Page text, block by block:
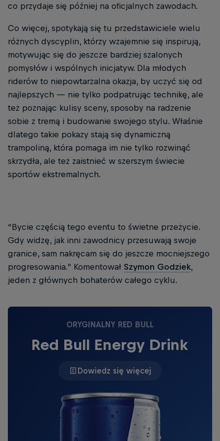
co przydaje się później na oficjalnych zawodach.
Co więcej, spotykają się tu przedstawiciele wielu
różnych dyscyplin, którzy wzajemnie się inspirują,
motywując się do jeszcze bardziej szalonych
pomysłów i wspólnych inicjatyw. Dla młodych
riderów to niepowtarzalna okazja, by uczyć się od
najlepszych — nie tylko podpatrując technikę, ale
też poznając kulisy sceny, sposoby na radzenie
sobie z tremą i budowanie swojego stylu. Właśnie
dlatego takie pokazy stają się dynamiczną
trampoliną, która pomaga im nie tylko rozwinąć
skrzydła, ale też zaistnieć w szerszym świecie
sportów ekstremalnych.
“Bycie częścią tego eventu to świetne przeżycie.
Gdy widzę, jak inni zawodnicy przesuwają swoje
granice, sam nakręcam się do jeszcze mocniejszego
progresowania.” Komentował Szymon Godziek,
jeden z głównych bohaterów całego cyklu.
ORYGINALNY RED BULL
Red Bull Energy Drink
Dowiedz się więcej